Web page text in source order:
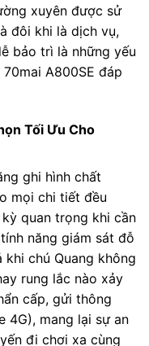
xuyên được sử
đôi khi là dịch vụ,
bảo trì là những yếu
A800SE đáp
Tối Ưu Cho
ghi hình chất
mọi chi tiết đều
quan trọng khi cần
năng giám sát đỗ
chú Quang không
rung lắc nào xảy
cấp, gửi thông
4G), mang lại sự an
đi chơi xa cùng